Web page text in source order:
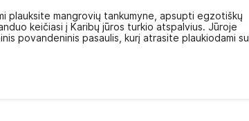
plauksite mangrovių tankumyne, apsupti egzotiškų
keičiasi į Karibų jūros turkio atspalvius. Jūroje
povandeninis pasaulis, kurį atrasite plaukiodami su